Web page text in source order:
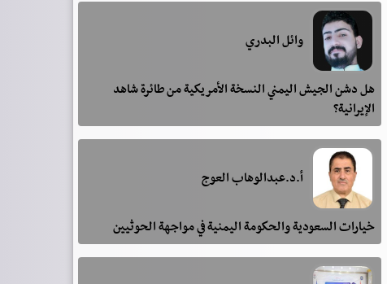
وائل البدري
هل دشن الجيش اليمني النسخة الأمريكية من طائرة شاهد
الإيرانية؟
أ.د.عبدالوهاب العوج
خيارات السعودية والحكومة اليمنية في مواجهة الحوثيين